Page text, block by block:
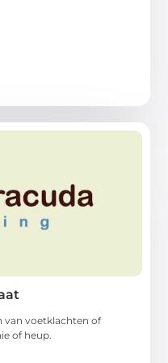
van voetklachten of
of heup.